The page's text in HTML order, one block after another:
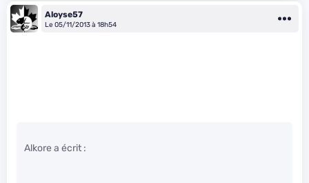
Aloyse57
Le 05/11/2013 à 18h54
Alkore a écrit :